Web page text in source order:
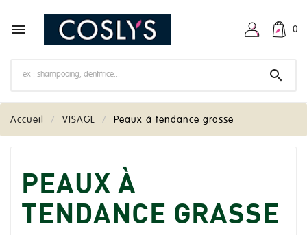
 0

Accueil VISAGE Peaux à tendance grasse
PEAUX À
TENDANCE GRASSE